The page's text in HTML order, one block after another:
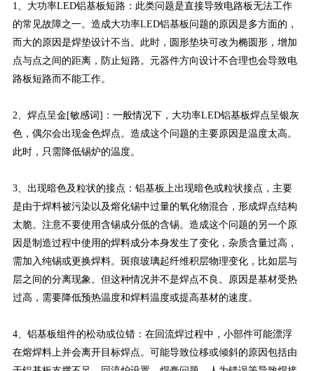
1、大功率LED铝基板短路：此类问题是直接导致电路板无法工作
的常见故障之一。造成大功率LED铝基板问题的原因是多方面的，
而大的原因是焊垫设计不当。此时，圆形垫块可改为椭圆形，增加
点与点之间的距离，防止短路。元器件方向设计不合理也会导致电
路板短路而不能工作。
2、焊点呈金[敏感词]：一般情况下，大功率LED铝基板焊点呈银灰
色，偶尔会出现金色焊点。造成这个问题的主要原因是温度太高。
此时，只需降低锡炉的温度。
3、出现暗色及粒状的接点：铝基板上出现暗色或粒状接点，主要
是由于焊料被污染以及熔化锡中过量的氧化物混合，形成焊点结构
太脆。注意不要使用含锡成分低的含锡。造成这个问题的另一个原
因是制造过程中使用的焊料成分本身发生了变化，杂质含量过高，
需加入纯锡或更换焊料。斑痕玻璃起纤维积层物理变化，比如层与
层之间的分离现象。但这种情况并不是焊点不良。原因是基材受热
过高，需要降低预热温度和焊料温度或提高基材的速度。
4、铝基板组件的松动或位错：在回流焊过程中，小部件可能漂浮
在熔焊料上并会离开目标焊点。可能导致位移或倾斜的原因包括由